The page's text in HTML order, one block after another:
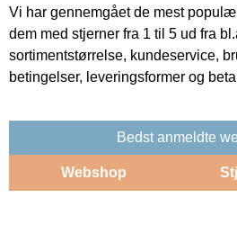
Vi har gennemgået de mest
dem med stjerner fra 1 til 5 ud fra
sortimentstørrelse, kundeservice,
betingelser, leveringsformer og
Bedst anmeldte
Webshop